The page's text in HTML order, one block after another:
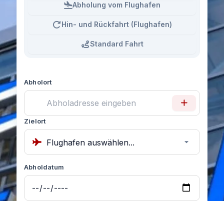
Abholung vom Flughafen
Hin- und Rückfahrt (Flughafen)
Standard Fahrt
Abholort
Zielort
Abholdatum